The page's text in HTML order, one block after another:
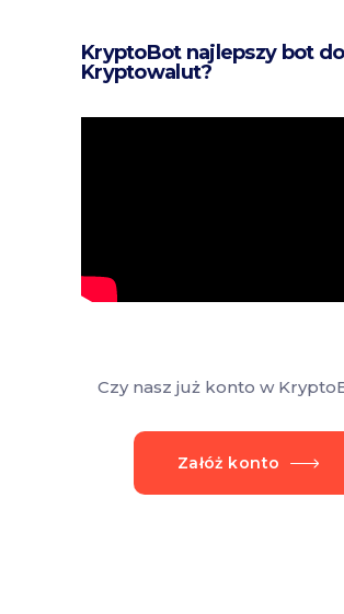
KryptoBot najlepszy bot do
Kryptowalut?
Czy nasz już konto w
Załóż konto